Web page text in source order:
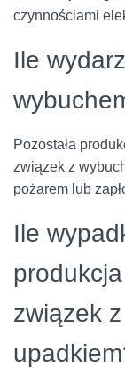
czynnościami
Ile
Pozostała
związek z
pożarem lub
Ile
związek